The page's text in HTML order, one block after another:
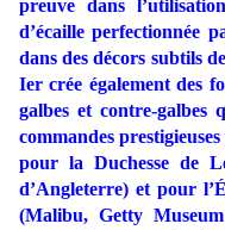
preuve dans
d’écaille perfectionnée
dans des décors subtils
Ier crée également des
galbes et contre-
commandes
pour la Duchesse de
d’Angleterre) et pour
(Malibu, Getty